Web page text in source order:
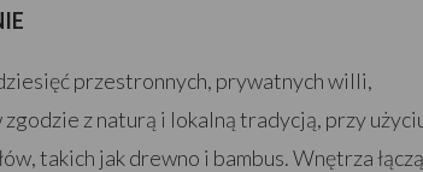
przestronnych, prywatnych willi,
z naturą i lokalną tradycją, przy
takich jak drewno i bambus. Wnętrza